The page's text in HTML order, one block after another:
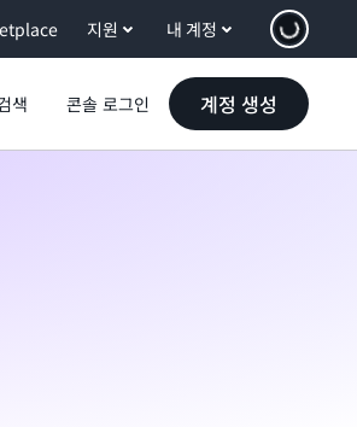
지원 내 계정
색 콘솔 로그인 계정 생성